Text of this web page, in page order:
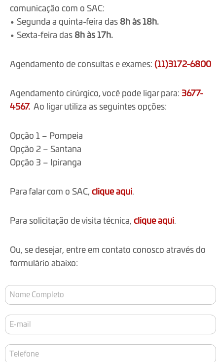
comunicação com o SAC:
• Segunda a quinta-feira das 8h às 18h.
• Sexta-feira das 8h às 17h.
Agendamento de consultas e exames: (11)3172-6800
Agendamento cirúrgico, você pode ligar para: 3677-
4567. Ao ligar utiliza as seguintes opções:
Opção 1 – Pompeia
Opção 2 – Santana
Opção 3 – Ipiranga
Para falar com o SAC, clique aqui.
Para solicitação de visita técnica, clique aqui.
Ou, se desejar, entre em contato conosco através do
formulário abaixo: